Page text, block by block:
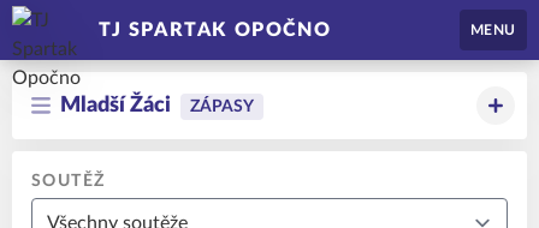
TJ SPARTAK OPOČNO MENU
Mladší Žáci ZÁPASY
SOUTĚŽ